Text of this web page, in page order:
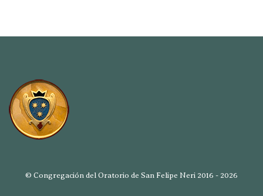
© Congregación del Oratorio de San Felipe Neri 2016 - 2026